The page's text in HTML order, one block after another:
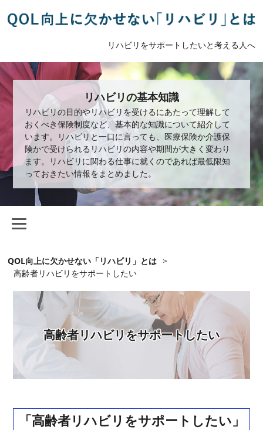
リハビリをサポートしたいと考える人へ
リハビリの基本知識
リハビリの目的やリハビリを受けるにあたって理解して
おくべき保険制度など、基本的な知識について紹介して
います。リハビリと一口に言っても、医療保険か介護保
険かで受けられるリハビリの内容や期間が大きく変わり
ます。リハビリに関わる仕事に就くのであれば最低限知
っておきたい情報をまとめました。
QOL向上に欠かせない「リハビリ」とは >
高齢者リハビリをサポートしたい
高齢者リハビリをサポートしたい
「高齢者リハビリをサポートしたい」